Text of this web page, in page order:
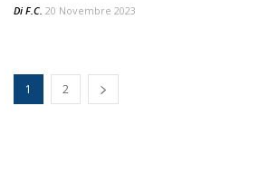
Di F.C. 20 Novembre 2023
1 2